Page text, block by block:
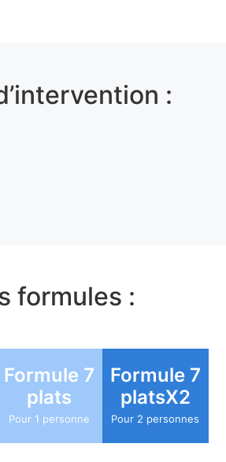
:
formules :
Formule 7
plats
Pour 1 personne
Formule 7
platsX2
Pour 2 personnes